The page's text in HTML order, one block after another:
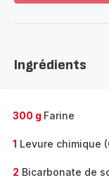
gamme
Ingrédients
300 g Farine
1 Levure chimique
2 Bicarbonate de